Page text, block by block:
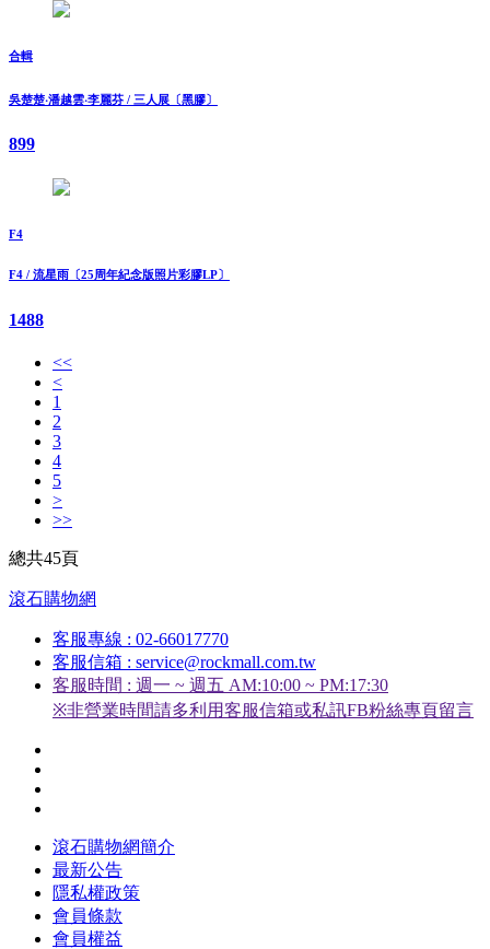
合輯
吳楚楚‧潘越雲‧李麗芬 / 三人展〔黑膠〕
899
F4
F4 / 流星雨〔25周年紀念版照片彩膠LP〕
1488
<<
<
1
2
3
4
5
>
>>
總共45頁
滾石購物網
客服專線 : 02-66017770
客服信箱 : service@rockmall.com.tw
客服時間 : 週一 ~ 週五 AM:10:00 ~ PM:17:30
※非營業時間請多利用客服信箱或私訊FB粉絲專頁留言
滾石購物網簡介
最新公告
隱私權政策
會員條款
會員權益